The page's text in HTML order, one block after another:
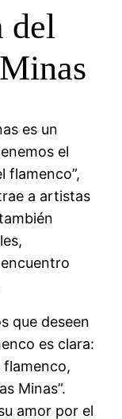
del
es un
el
flamenco”,
a artistas
que deseen
es clara:
flamenco,
Minas”.
amor por el